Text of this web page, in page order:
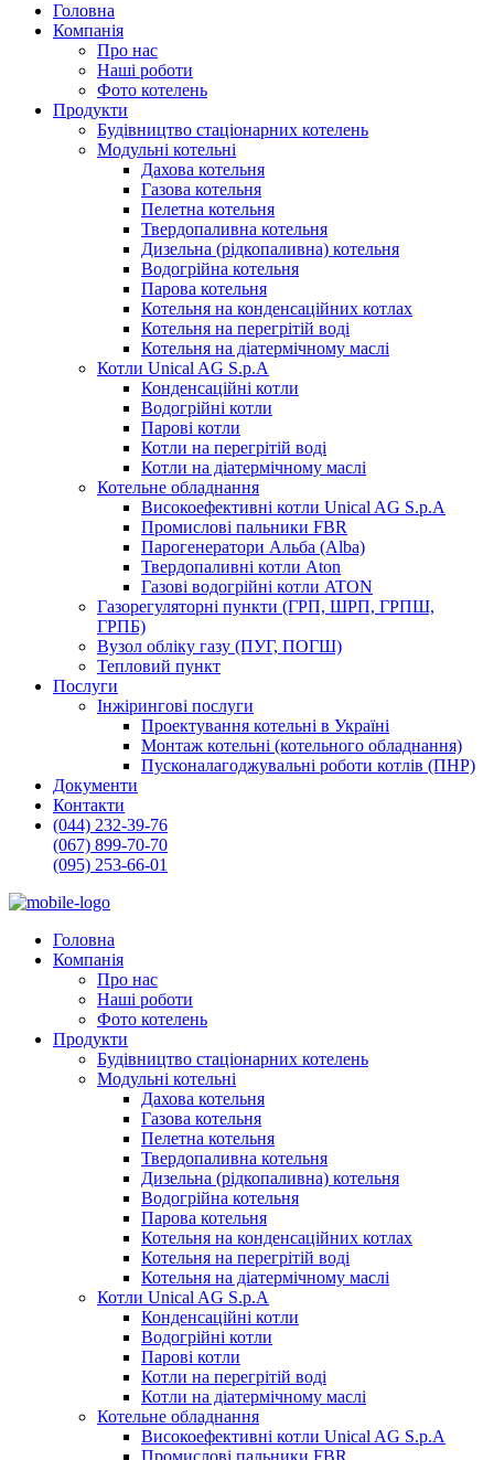
Головна
Компанія
Про нас
Наші роботи
Фото котелень
Продукти
Будівництво стаціонарних котелень
Модульні котельні
Дахова котельня
Газова котельня
Пелетна котельня
Твердопаливна котельня
Дизельна (рідкопаливна) котельня
Водогрійна котельня
Парова котельня
Котельня на конденсаційних котлах
Котельня на перегрітій воді
Котельня на діатермічному маслі
Котли Unical AG S.p.A
Конденсаційні котли
Водогрійні котли
Парові котли
Котли на перегрітій воді
Котли на діатермічному маслі
Котельне обладнання
Високоефективні котли Unical AG S.p.A
Промислові пальники FBR
Парогенератори Альба (Alba)
Твердопаливні котли Aton
Газові водогрійні котли ATON
Газорегуляторні пункти (ГРП, ШРП, ГРПШ,
ГРПБ)
Вузол обліку газу (ПУГ, ПОГШ)
Тепловий пункт
Послуги
Інжірингові послуги
Проектування котельні в Україні
Монтаж котельні (котельного обладнання)
Пусконалагоджувальні роботи котлів (ПНР)
Документи
Контакти
(044) 232-39-76
(067) 899-70-70
(095) 253-66-01
Головна
Компанія
Про нас
Наші роботи
Фото котелень
Продукти
Будівництво стаціонарних котелень
Модульні котельні
Дахова котельня
Газова котельня
Пелетна котельня
Твердопаливна котельня
Дизельна (рідкопаливна) котельня
Водогрійна котельня
Парова котельня
Котельня на конденсаційних котлах
Котельня на перегрітій воді
Котельня на діатермічному маслі
Котли Unical AG S.p.A
Конденсаційні котли
Водогрійні котли
Парові котли
Котли на перегрітій воді
Котли на діатермічному маслі
Котельне обладнання
Високоефективні котли Unical AG S.p.A
Промислові пальники FBR